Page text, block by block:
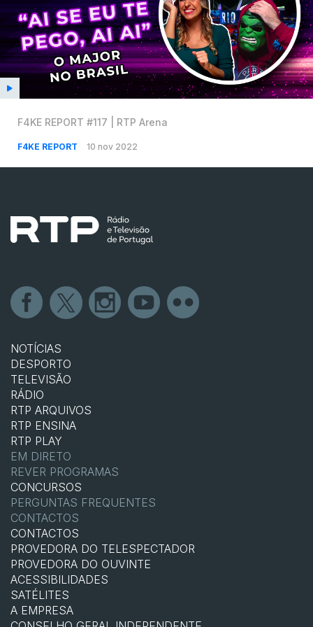
F4KE REPORT #117 | RTP Arena
F4KE REPORT 10 nov 2022
NOTÍCIAS
DESPORTO
TELEVISÃO
RÁDIO
RTP ARQUIVOS
RTP ENSINA
RTP PLAY
EM DIRETO
REVER PROGRAMAS
CONCURSOS
PERGUNTAS FREQUENTES
CONTACTOS
CONTACTOS
PROVEDORA DO TELESPECTADOR
PROVEDORA DO OUVINTE
ACESSIBILIDADES
SATÉLITES
A EMPRESA